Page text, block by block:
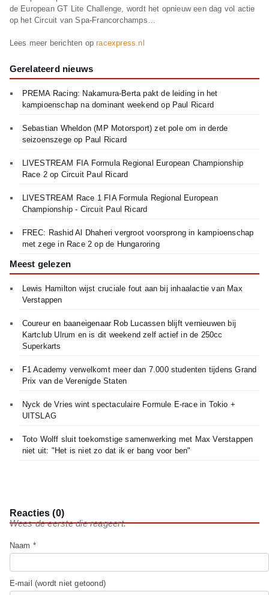
de European GT Lite Challenge, wordt het opnieuw een dag vol actie
op het Circuit van Spa-Francorchamps…
Lees meer berichten opracexpress.nl
Gerelateerd nieuws
PREMA Racing: Nakamura-Berta pakt de leiding in het
kampioenschap na dominant weekend op Paul Ricard
Sebastian Wheldon (MP Motorsport) zet pole om in derde
seizoenszege op Paul Ricard
LIVESTREAM FIA Formula Regional European Championship
Race 2 op Circuit Paul Ricard
LIVESTREAM Race 1 FIA Formula Regional European
Championship - Circuit Paul Ricard
FREC: Rashid Al Dhaheri vergroot voorsprong in kampioenschap
met zege in Race 2 op de Hungaroring
Meest gelezen
Lewis Hamilton wijst cruciale fout aan bij inhaalactie van Max
Verstappen
Coureur en baaneigenaar Rob Lucassen blijft vernieuwen bij
Kartclub Ulrum en is dit weekend zelf actief in de 250cc
Superkarts
F1 Academy verwelkomt meer dan 7.000 studenten tijdens Grand
Prix van de Verenigde Staten
Nyck de Vries wint spectaculaire Formule E-race in Tokio +
UITSLAG
Toto Wolff sluit toekomstige samenwerking met Max Verstappen
niet uit: "Het is niet zo dat ik er bang voor ben"
Reacties (0)
Wees de eerste die reageert.
Naam *
E-mail (wordt niet getoond)